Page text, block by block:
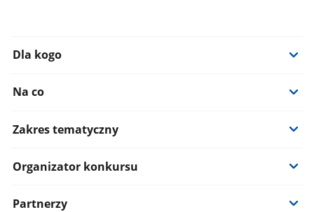
Dla kogo
Na co
Zakres tematyczny
Organizator konkursu
Partnerzy